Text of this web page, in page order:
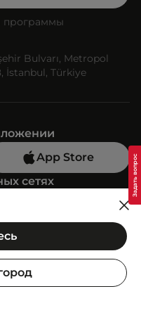
программы
Bulvarı, Metropol
İstanbul, Türkiye
App Store
сетях
55-33
бот